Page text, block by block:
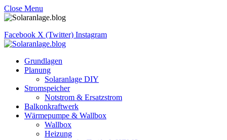
Close Menu
Facebook X (Twitter) Instagram
Grundlagen
Planung
Solaranlage DIY
Stromspeicher
Notstrom & Ersatzstrom
Balkonkraftwerk
Wärmepumpe & Wallbox
Wallbox
Heizung